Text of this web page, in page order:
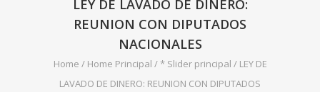
LEY DE LAVADO DE DINERO:
REUNION CON DIPUTADOS
NACIONALES
Home / Home Principal /* Slider principal / LEY DE
LAVADO DE DINERO: REUNION CON DIPUTADOS